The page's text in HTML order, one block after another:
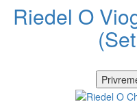
Riedel O